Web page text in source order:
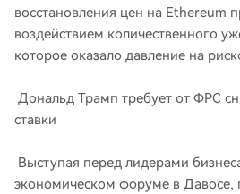
восстановления цен на Ethereum
воздействием количественного
которое оказало давление на
Дональд Трамп требует от ФРС
ставки
Выступая перед лидерами
экономическом форуме в Давосе,